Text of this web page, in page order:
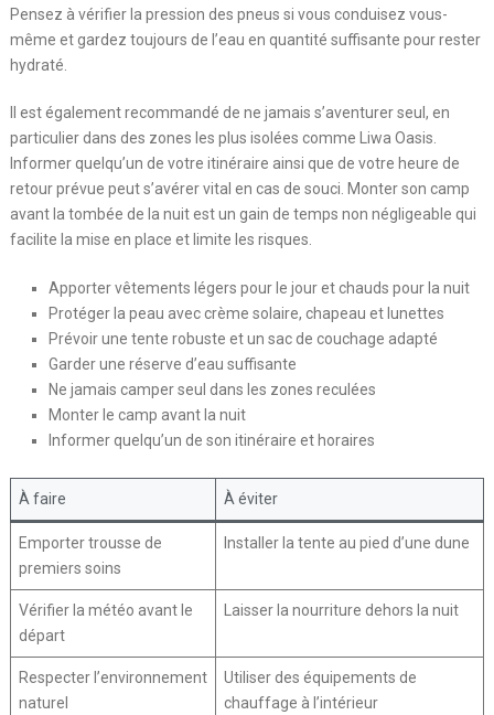
Pensez à vérifier la pression des pneus si vous conduisez vous-
même et gardez toujours de l’eau en quantité suffisante pour rester
hydraté.
Il est également recommandé de ne jamais s’aventurer seul, en
particulier dans des zones les plus isolées comme Liwa Oasis.
Informer quelqu’un de votre itinéraire ainsi que de votre heure de
retour prévue peut s’avérer vital en cas de souci. Monter son camp
avant la tombée de la nuit est un gain de temps non négligeable qui
facilite la mise en place et limite les risques.
Apporter vêtements légers pour le jour et chauds pour la nuit
Protéger la peau avec crème solaire, chapeau et lunettes
Prévoir une tente robuste et un sac de couchage adapté
Garder une réserve d’eau suffisante
Ne jamais camper seul dans les zones reculées
Monter le camp avant la nuit
Informer quelqu’un de son itinéraire et horaires
À faire À éviter
Emporter trousse de
premiers soins
Installer la tente au pied d’une dune
Vérifier la météo avant le
départ
Laisser la nourriture dehors la nuit
Respecter l’environnement
naturel
Utiliser des équipements de
chauffage à l’intérieur